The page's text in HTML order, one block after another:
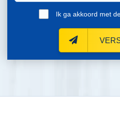
Ik ga akkoord met